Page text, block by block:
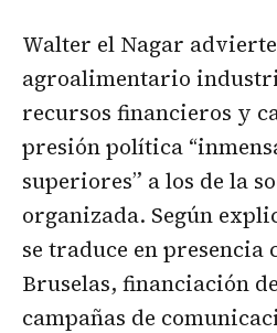
Walter el Nagar
agroalimentario
recursos financieros y
presión política
superiores” a los de la
organizada. Según
se traduce en presencia
Bruselas, financiación
campañas de